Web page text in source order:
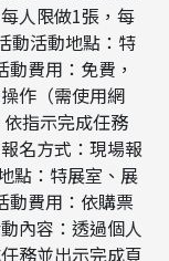
人限做1張，每
動活動地點：特
費用：免費，
作（需使用網
指示完成任務
名方式：現場報
點：特展室、展
動費用：依購票
內容：透過個人
務並出示完成頁